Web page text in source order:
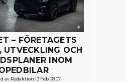
– FÖRETAGETS
UTVECKLING OCH
INOM
av Redaktion 13 Feb 08:07